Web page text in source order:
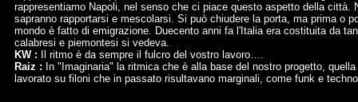
rappresentiamo Napoli, nel senso che ci piace questo aspetto della
sapranno rapportarsi e mescolarsi. Si può chiudere la porta, ma prima o
mondo è fatto di emigrazione. Duecento anni fa l'Italia era costituita da
calabresi e piemontesi si vedeva.
KW : Il ritmo è da sempre il fulcro del vostro lavoro….
Raiz : In "Imaginaria" la ritmica che è alla base del nostro progetto,
lavorato su filoni che in passato risultavano marginali, come funk e